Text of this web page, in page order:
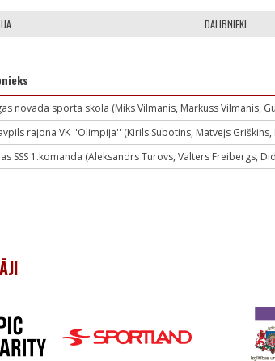
DALĪBNIEKI
novada sporta skola (Miks Vilmanis, Markuss Vilmanis,
rajona VK ''Olimpija'' (Kirils Subotins, Matvejs
SSS 1.komanda (Aleksandrs Turovs, Valters Freibergs,